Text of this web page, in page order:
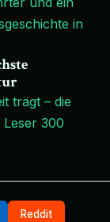
in
trägt – die
300
Reddit